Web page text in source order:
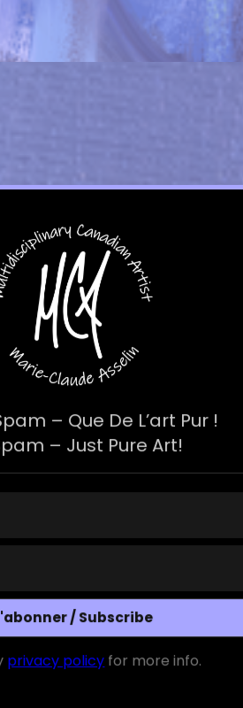
It Grows And Changes,
where rigor meets intuition. I
– Que De L’art Pur !
– Just Pure Art!
privacy policy for more info.